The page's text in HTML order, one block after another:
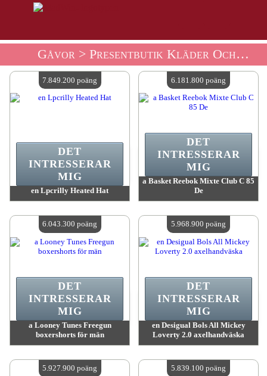
Gåvor> Presentbutik Kläder Och T-Shirts
en Lpcrilly Heated Hat
Antal tillgängliga:4
DET
INTRESSERAR
MIG
7.849.200 poäng
a Basket Reebok Mixte Club C 85
De
Antal tillgängliga:4
DET
INTRESSERAR
MIG
6.181.800 poäng
a Looney Tunes Freegun
boxershorts för män
Antal tillgängliga:4
DET
INTRESSERAR
MIG
6.043.300 poäng
en Desigual Bols All Mickey
Loverty 2.0 axelhandväska
Antal tillgängliga:4
DET
INTRESSERAR
MIG
5.968.900 poäng
5.927.900 poäng 5.839.100 poäng